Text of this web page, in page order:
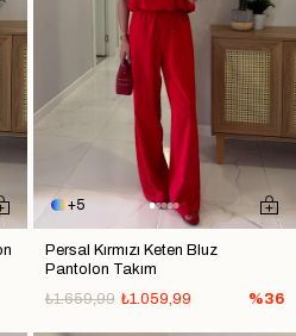
5
Persal Kırmızı Keten Bluz
Pantolon Takım
₺1.059,99
₺1.659,99 %36